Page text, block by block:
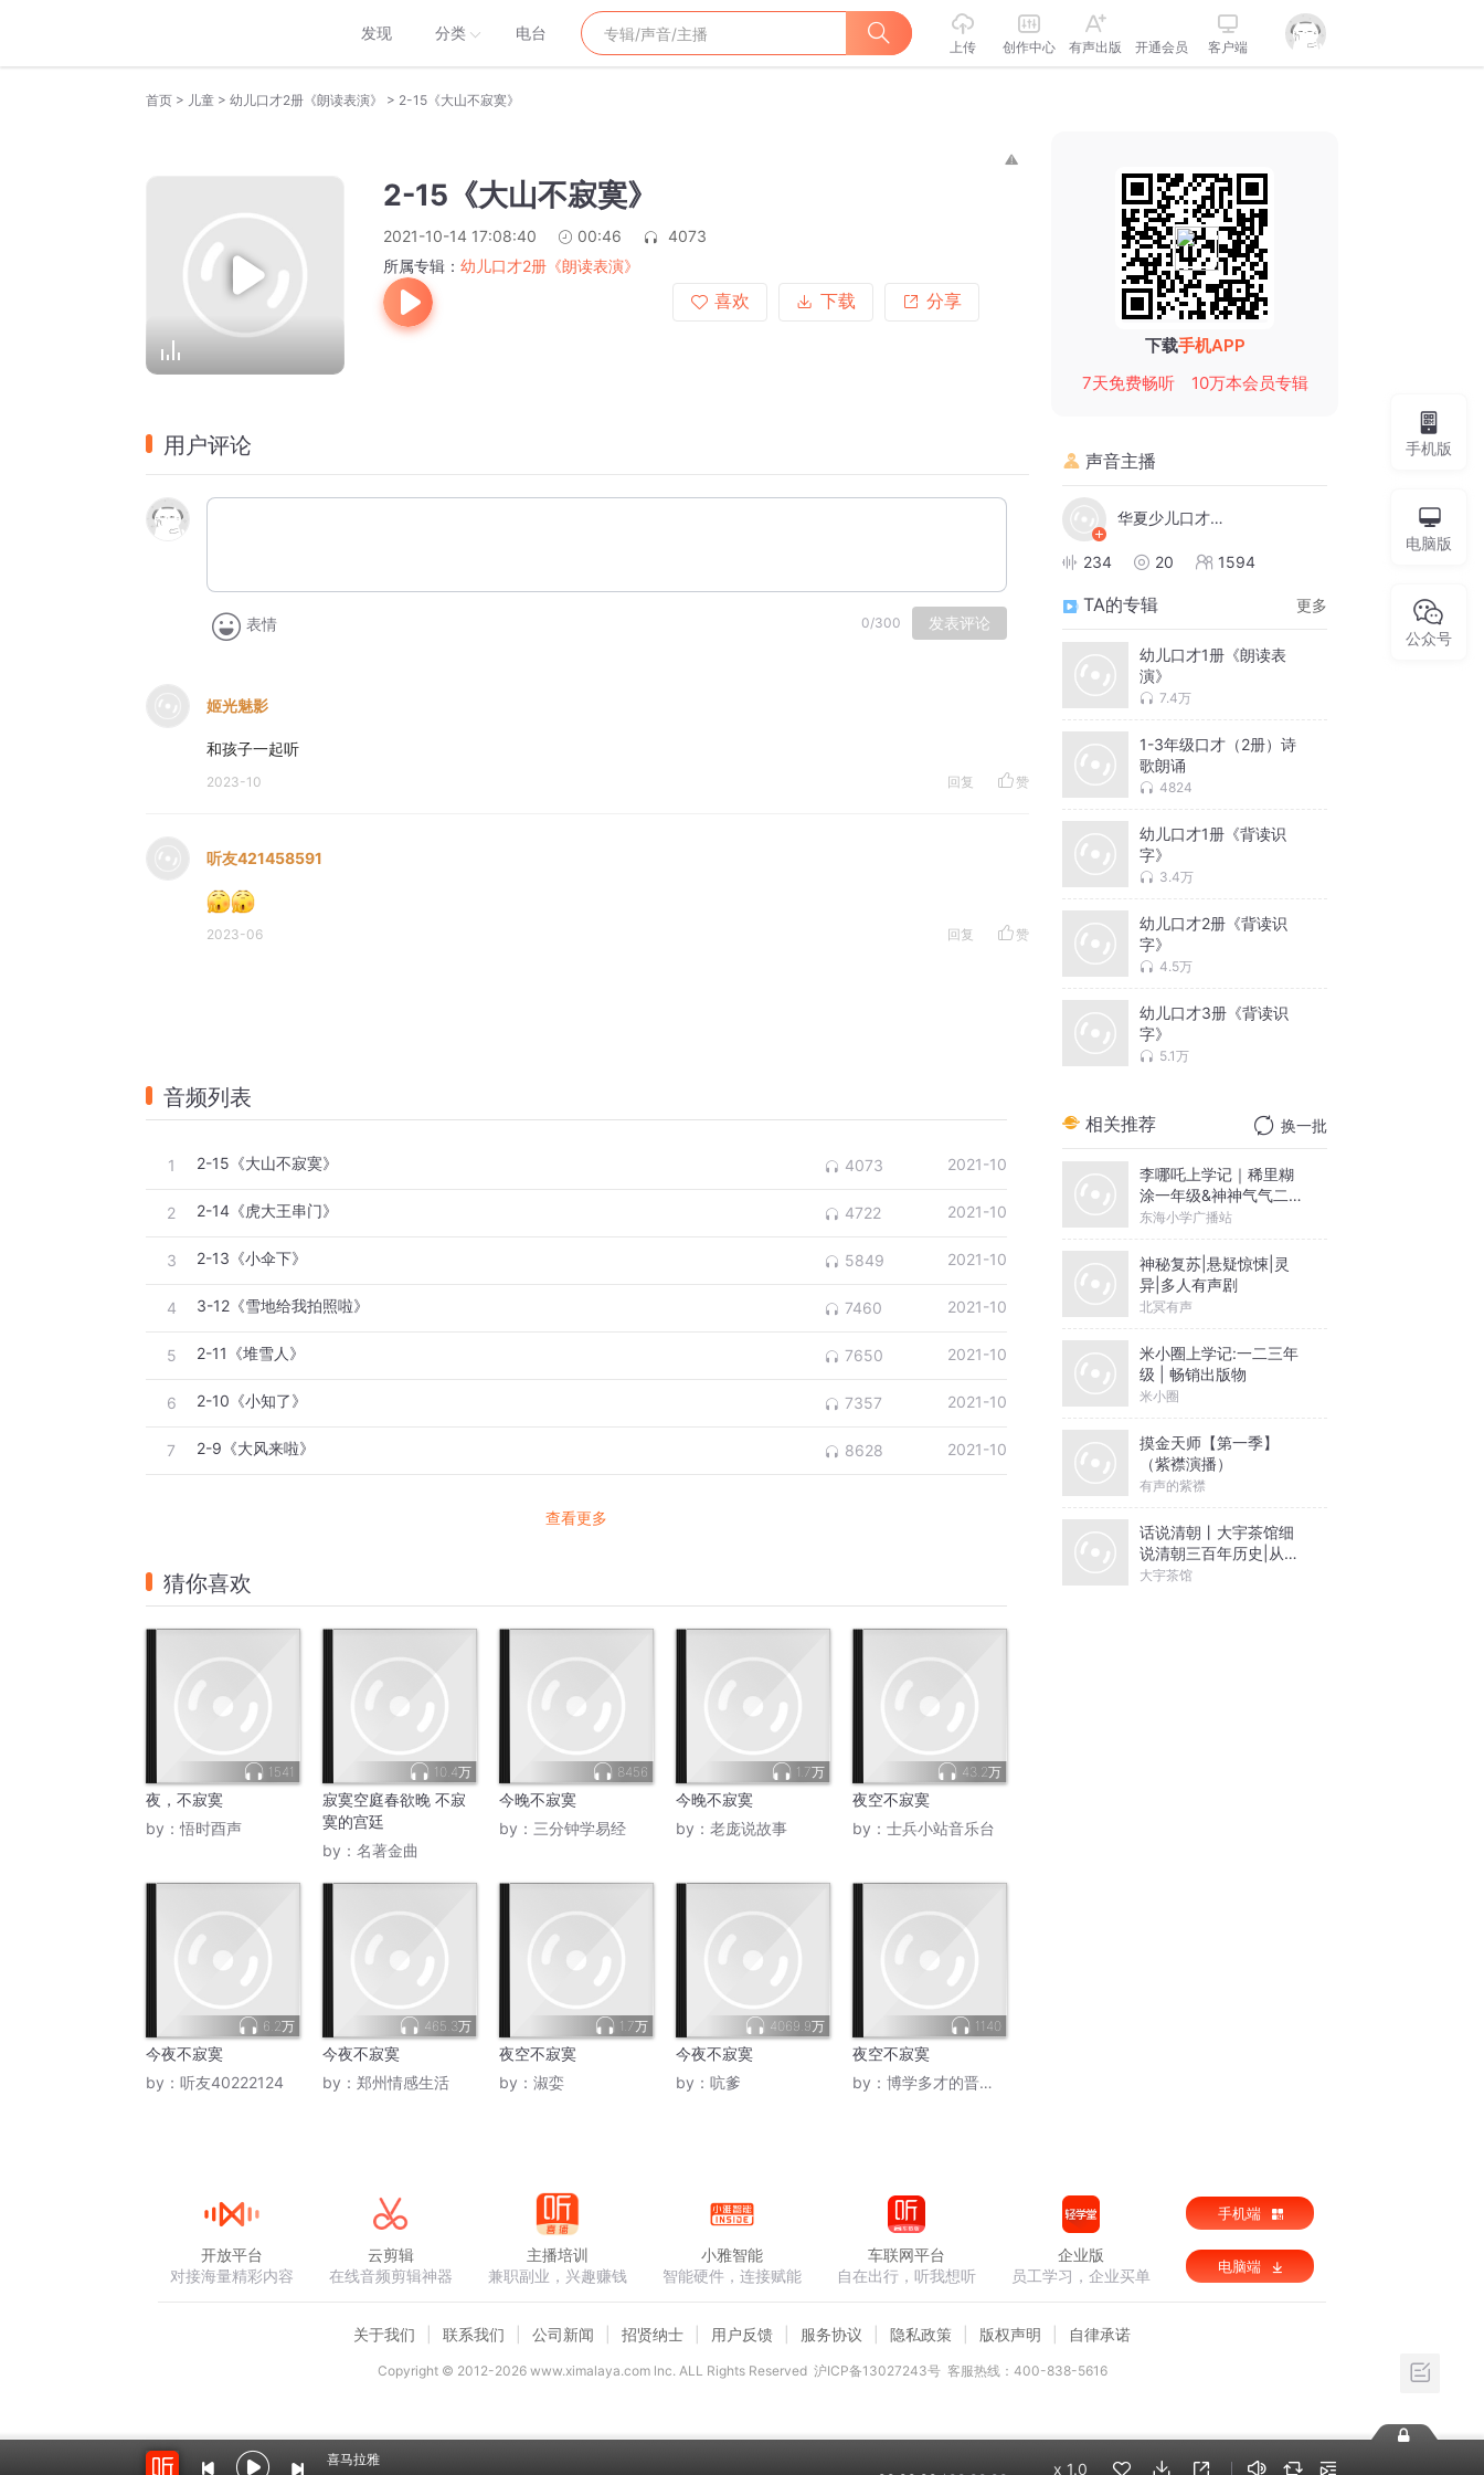
发现 分类 电台
上传 创作中心 有声出版 开通会员 客户端
首页 > 儿童 > 幼儿口才2册《朗读表演》 > 2-15《大山不寂寞》
2-15《大山不寂寞》
2021-10-14 17:08:40 00:46
4073
所属专辑： 幼儿口才2册《朗读表演》
喜欢
下载 分享
用户评论
表情 0/300 发表评论
姬光魅影
和孩子一起听
2023-10 回复 赞
听友421458591
2023-06 回复 赞
音频列表
1 2-15《大山不寂寞》 4073 2021-10
2 2-14《虎大王串门》 4722 2021-10
3 2-13《小伞下》 5849 2021-10
4 3-12《雪地给我拍照啦》 7460 2021-10
5 2-11《堆雪人》 7650 2021-10
6 2-10《小知了》 7357 2021-10
7 2-9《大风来啦》 8628 2021-10
查看更多
猜你喜欢
1541
夜，不寂寞
by：悟时酉声
10.4万
寂寞空庭春欲晚 不寂
寞的宫廷
by： 名著金曲
8456
今晚不寂寞
by： 三分钟学易经
1.7万
今晚不寂寞
by： 老庞说故事
43.2万
夜空不寂寞
by： 士兵小站音乐台
6.2万
今夜不寂寞
by： 听友40222124
465.3万
今夜不寂寞
by： 郑州情感生活
1.7万
夜空不寂寞
by： 淑娈
4069.9万
今夜不寂寞
by： 吭爹
1140
夜空不寂寞
by： 博学多才的晋南王哥
下载手机APP
7天免费畅听
10万本会员专辑
声音主播
华夏少儿口才文学馆
234 20 1594
TA的专辑 更多
幼儿口才1册《朗读表
演》
7.4万
1-3年级口才（2册）诗
歌朗诵
4824
幼儿口才1册《背读识
字》
3.4万
幼儿口才2册《背读识
字》
4.5万
幼儿口才3册《背读识
字》
5.1万
相关推荐 换一批
李哪吒上学记｜稀里糊
涂一年级&神神气气二年
级
东海小学广播站
神秘复苏|悬疑惊悚|灵
异|多人有声剧
北冥有声
米小圈上学记:一二三年
级 | 畅销出版物
米小圈
摸金天师【第一季】
（紫襟演播）
有声的紫襟
话说清朝丨大宇茶馆细
说清朝三百年历史|从努
尔哈赤到末代皇帝溥仪|
大宇茶馆
手机版
电脑版
公众号
喜马拉雅
x 1.0
开放平台
对接海量精彩内容
云剪辑
在线音频剪辑神器
主播培训
兼职副业，兴趣赚钱
小雅智能
智能硬件，连接赋能
车联网平台
自在出行，听我想听
企业版
员工学习，企业买单
手机端
电脑端
关于我们 联系我们 公司新闻 招贤纳士 用户反馈 服务协议 隐私政策 版权声明 自律承诺
Copyright © 2012-2026www.ximalaya.com lnc. ALL Rights Reserved 沪ICP备13027243号 客服热线：400-838-5616